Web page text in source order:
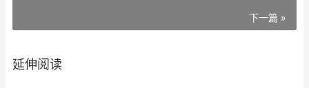
下一篇 »
延伸阅读